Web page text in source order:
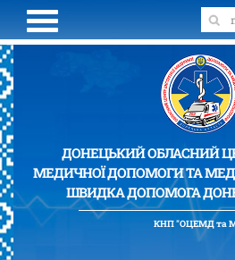
ДОНЕЦЬКИЙ ОБЛАСНИЙ
МЕДИЧНОЇ ДОПОМОГИ ТА
ШВИДКА ДОПОМОГА
КНП "ОЦЕМД та